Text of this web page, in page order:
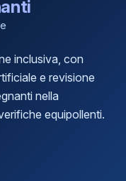
inclusiva, con
e revisione
nella
equipollenti.